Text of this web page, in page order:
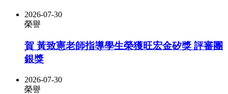
2026-07-30
榮譽
賀 黃致憲老師指導學生榮獲旺宏金矽獎 評審團
銀獎
2026-07-30
榮譽